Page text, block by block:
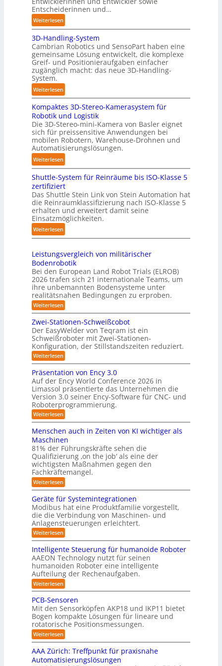
P
o
l
y
m
e
r
l
a
g
e
r
f
ü
r
T
a
u
h
r
o
b
o
t
e
Entscheiderinnen und…
Weiterlesen:
A
u
t
o
m
t
i
s
i
e
r
u
n
g
s
t
r
e
f
f
0
6
3D-Handling-System
Cambrian Robotics und SensoPart haben eine
gemeinsame Lösung entwickelt, die komplexe
Greif- und Positionieraufgaben einfacher
zugänglich macht: das neue 3D-Handling-
System.
Weiterlesen:
3
D
-
H
a
n
d
l
n
g
-
S
y
s
t
m
Kompaktes 3D-Stereo-Kamerasystem für
Robotik und Logistik
Die 3D-Stereo-mini-Kamera von Basler eignet
sich für preissensitive Anwendungen bei
mobilen Robotern, Warehouse-Drohnen und
Automatisierungslösungen.
Weiterlesen:
K
o
m
p
a
k
t
e
3
D
-
S
t
e
r
e
o
-
K
a
m
e
r
a
s
y
s
t
e
m
f
ü
r
R
o
b
o
t
i
u
n
d
L
o
g
i
s
t
i
k
Shuttle-System für Reinräume bis ISO-Klasse 5
zertifiziert
Das Shuttle Stein Link von Stein Automation hat
die Reinraumklassifizierung nach ISO-Klasse 5
erhalten und erweitert damit seine
Einsatzmöglichkeiten.
Weiterlesen:
S
u
t
t
l
e
-
S
y
s
t
e
m
f
ü
r
R
e
i
r
ä
u
m
e
b
i
s
I
S
O
-
K
l
a
s
s
5
z
e
r
t
i
f
Leistungsvergleich von militärischer
Bodenrobotik
Bei den European Land Robot Trials (ELROB)
2026 trafen sich 21 internationale Teams, um
ihre unbemannten Bodensysteme unter
realitätsnahen Bedingungen zu erproben.
Weiterlesen:
L
e
i
s
t
u
n
g
s
v
e
r
g
l
e
i
c
h
v
o
n
m
i
l
i
t
ä
r
i
s
c
h
e
r
B
o
d
e
n
r
o
o
t
i
k
Zwei-Stationen-Schweißcobot
Der EasyWelder von Teqram ist ein
Schweißroboter mit Zwei-Stationen-
Konfiguration, der Stillstandszeiten reduziert.
Weiterlesen:
Z
w
e
i
-
S
t
a
t
i
o
n
e
n
-
S
c
h
w
i
ß
c
o
b
o
t
Präsentation von Ency 3.0
Auf der Ency World Conference 2026 in
Limassol präsentierte das Unternehmen die
Version 3.0 seiner Ency-Software für CNC- und
Roboterprogrammierung.
Weiterlesen:
P
ä
s
e
n
t
a
t
i
o
n
v
o
n
E
n
c
y
3
.
0
Menschen auch in Zeiten von KI wichtiger als
Maschinen
81% der Führungskräfte sehen die
Qualifizierung ‚on the job‘ als eine der
wichtigsten Maßnahmen gegen den
Fachkräftemangel.
Weiterlesen:
M
n
s
c
h
e
n
u
c
h
i
n
Z
e
i
t
e
n
v
o
n
K
I
w
Geräte für Systemintegrationen
Modibus hat eine Produktfamilie vorgestellt,
die die Verbindung von Maschinen- und
Anlagensteuerungen erleichtert.
Weiterlesen:
G
e
r
ä
t
e
f
ü
S
y
s
t
e
m
i
n
t
e
Intelligente Steuerung für humanoide Roboter
AAEON Technology nutzt für seinen
humanoiden Roboter eine intelligente
Aufteilung der Rechenaufgaben.
Weiterlesen:
I
t
e
l
i
g
e
n
t
PCB-Sensoren
Mit den Sensorköpfen AKP18 und IKP11 bietet
Bogen kompakte Lösungen für lineare und
rotatorische Positionsmessungen.
Weiterlesen:
P
C
B
-
AAA Zürich: Treffpunkt für praxisnahe
Automatisierungslösungen